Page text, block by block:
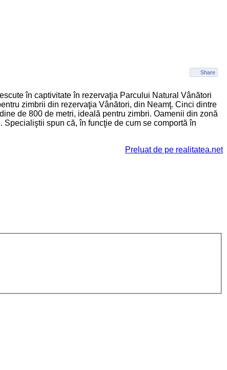
Share
în captivitate în rezervaţia Parcului Natural Vânători
zimbrii din rezervaţia Vânători, din Neamţ. Cinci dintre
de 800 de metri, ideală pentru zimbri. Oamenii din zonă
spun că, în funcţie de cum se comportă în
Preluat de pe realitatea.net